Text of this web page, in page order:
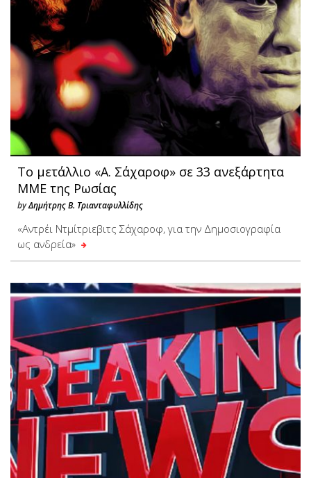
Το μετάλλιο «Α. Σάχαροφ» σε 33 ανεξάρτητα
ΜΜΕ της Ρωσίας
byΔημήτρης Β. Τριανταφυλλίδης
«Αντρέι Ντμίτριεβιτς Σάχαροφ, για την Δημοσιογραφία
ως ανδρεία»